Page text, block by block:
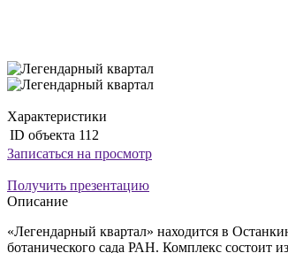
Характеристики
ID объекта 112
Записаться на просмотр
Получить презентацию
Описание
«Легендарный квартал» находится в
ботанического сада РАН. Комплекс состоит